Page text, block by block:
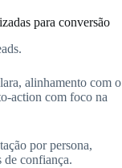
para conversão
alinhamento com o
action com foco na
por persona,
de confiança.